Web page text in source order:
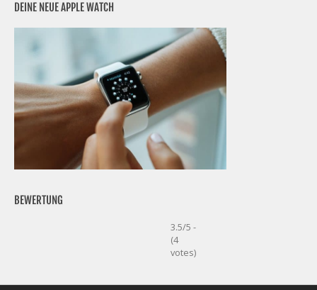
DEINE NEUE APPLE WATCH
BEWERTUNG
3.5/5 -
(4
votes)